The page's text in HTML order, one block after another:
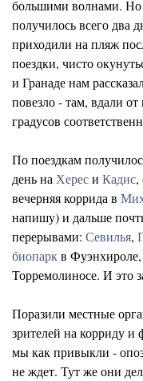
большими волнами. Но
получилось всего два
приходили на пляж
поездки, чисто
и Гранаде нам
повезло - там, вдали
градусов
По поездкам
день на Хереси Кадис,
вечерняя коррида в
напишу) и дальше
перерывами: Севилья,
биопаркв Фуэнхироле,
Торремолиносе. И это
Поразили местные
зрителей на корриду
мы как привыкли -
не ждет. Тут же они